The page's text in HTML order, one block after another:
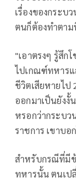
เรื่องของกระบ
ตนก็ต้องทำตาม
"เอาตรงๆ รู้สึก
ไปเกณฑ์ทหารแ
ชีวิตเสียหายไป
ออกมาเป็นยังงั้
หรอกว่ากระบว
ราชการ เขาบ
สำหรับกรณีที่มี
ทหารนั้น ตนเป